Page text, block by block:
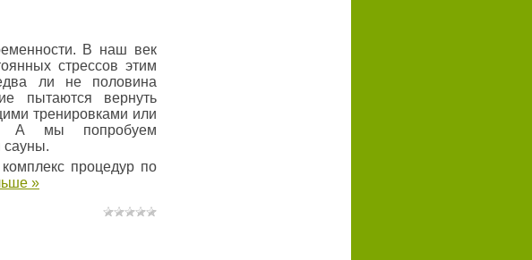
В наш век
стрессов этим
ли не половина
пытаются вернуть
тренировками или
А мы попробуем
сауны.
процедур по
»